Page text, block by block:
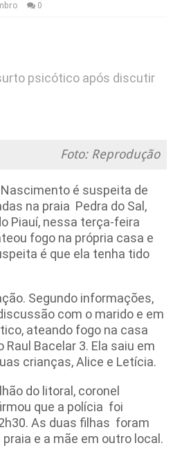
0
psicótico após discutir
Foto: Reprodução
é suspeita de
na praia Pedra do Sal,
Piauí, nessa terça-feira
fogo na própria casa e
é que ela tenha tido
Segundo informações,
com o marido e em
ateando fogo na casa
Bacelar 3. Ela saiu em
crianças, Alice e Letícia.
do litoral, coronel
que a polícia foi
As duas filhas foram
e a mãe em outro local.